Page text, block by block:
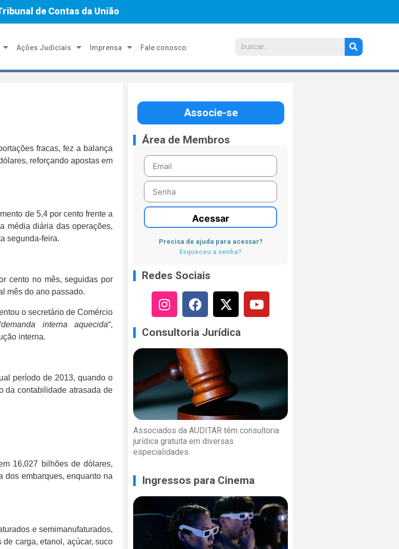
de Contas da União
Ações Judiciais Imprensa Fale conosco
fracas, fez a balança
reforçando apostas em
de 5,4 por cento frente a
média diária das operações,
segunda-feira.
cento no mês, seguidas por
mês do ano passado.
o secretário de Comércio
demanda interna aquecida“,
interna.
período de 2013, quando o
da contabilidade atrasada de
16,027 bilhões de dólares,
dos embarques, enquanto na
e semimanufaturados,
carga, etanol, açúcar, suco
Associe-se
Área de Membros
Acessar
Precisa de ajuda para acessar?
Esqueceu a senha?
Redes Sociais
Consultoria Jurídica
Associados da AUDITAR têm consultoria
jurídica gratuita em diversas
especialidades.
Ingressos para Cinema